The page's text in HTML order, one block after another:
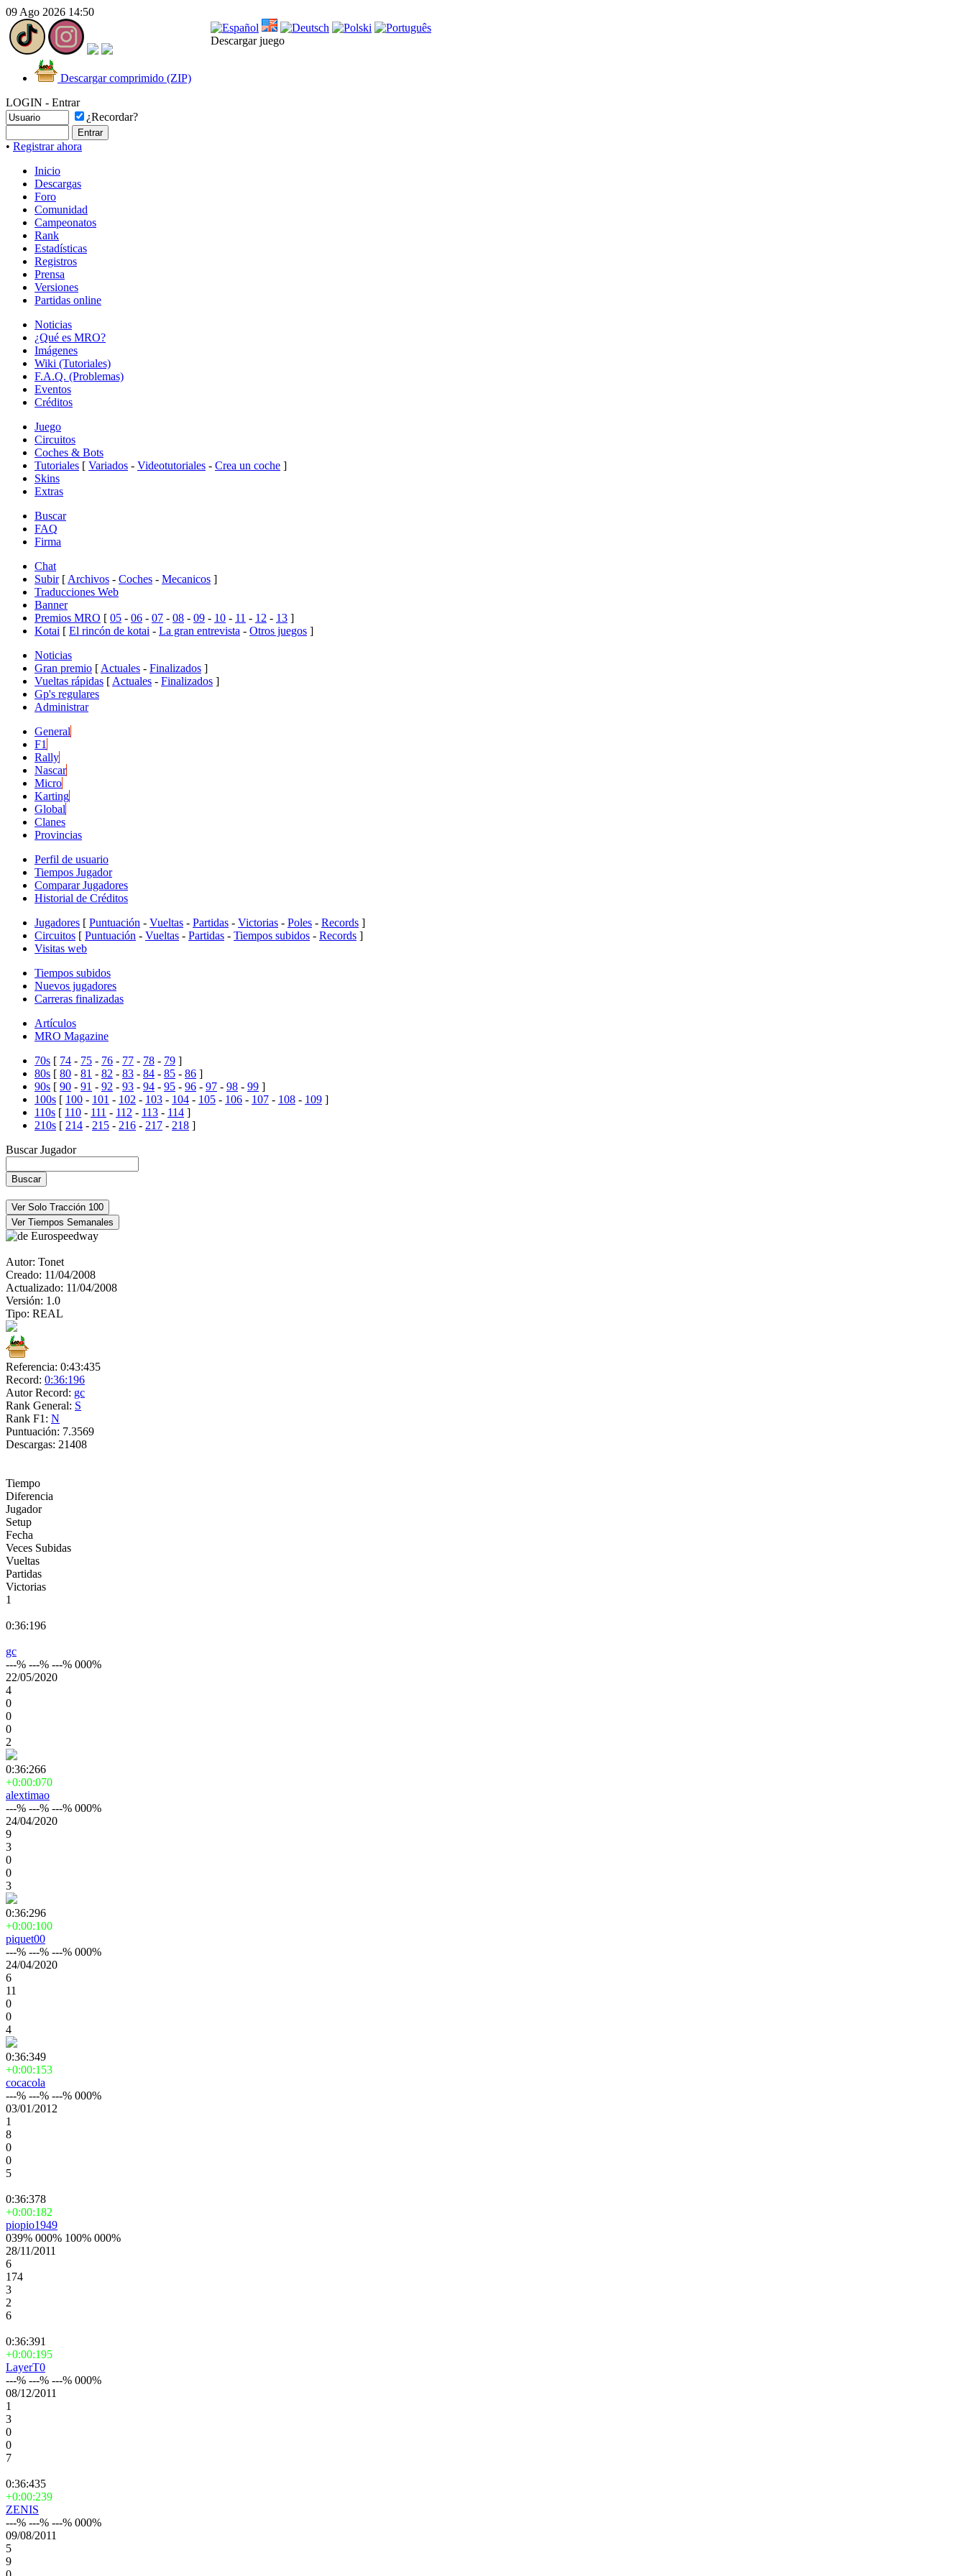
09 Ago 2026 14:50
Descargar juego
Descargar comprimido (ZIP)
LOGIN - Entrar
¿Recordar?
• Registrar ahora
Inicio
Descargas
Foro
Comunidad
Campeonatos
Rank
Estadísticas
Registros
Prensa
Versiones
Partidas online
Noticias
¿Qué es MRO?
Imágenes
Wiki (Tutoriales)
F.A.Q. (Problemas)
Eventos
Créditos
Juego
Circuitos
Coches & Bots
Tutoriales [ Variados - Videotutoriales - Crea un coche ]
Skins
Extras
Buscar
FAQ
Firma
Chat
Subir [ Archivos - Coches - Mecanicos ]
Traducciones Web
Banner
Premios MRO [ 05 - 06 - 07 - 08 - 09 - 10 - 11 - 12 - 13 ]
Kotai [ El rincón de kotai - La gran entrevista - Otros juegos ]
Noticias
Gran premio [ Actuales - Finalizados ]
Vueltas rápidas [ Actuales - Finalizados ]
Gp's regulares
Administrar
General
F1
Rally
Nascar
Micro
Karting
Global
Clanes
Provincias
Perfil de usuario
Tiempos Jugador
Comparar Jugadores
Historial de Créditos
Jugadores [ Puntuación - Vueltas - Partidas - Victorias - Poles - Records ]
Circuitos [ Puntuación - Vueltas - Partidas - Tiempos subidos - Records ]
Visitas web
Tiempos subidos
Nuevos jugadores
Carreras finalizadas
Artículos
MRO Magazine
70s [ 74 - 75 - 76 - 77 - 78 - 79 ]
80s [ 80 - 81 - 82 - 83 - 84 - 85 - 86 ]
90s [ 90 - 91 - 92 - 93 - 94 - 95 - 96 - 97 - 98 - 99 ]
100s [ 100 - 101 - 102 - 103 - 104 - 105 - 106 - 107 - 108 - 109 ]
110s [ 110 - 111 - 112 - 113 - 114 ]
210s [ 214 - 215 - 216 - 217 - 218 ]
Buscar Jugador
Eurospeedway
Autor: Tonet
Creado: 11/04/2008
Actualizado: 11/04/2008
Versión: 1.0
Tipo: REAL
Referencia: 0:43:435
Record: 0:36:196
Autor Record: gc
Rank General: S
Rank F1: N
Puntuación: 7.3569
Descargas: 21408
Tiempo
Diferencia
Jugador
Setup
Fecha
Veces Subidas
Vueltas
Partidas
Victorias
1
0:36:196
gc
---% ---% ---% 000%
22/05/2020
4
0
0
0
2
0:36:266
+0:00:070
alextimao
---% ---% ---% 000%
24/04/2020
9
3
0
0
3
0:36:296
+0:00:100
piquet00
---% ---% ---% 000%
24/04/2020
6
11
0
0
4
0:36:349
+0:00:153
cocacola
---% ---% ---% 000%
03/01/2012
1
8
0
0
5
0:36:378
+0:00:182
piopio1949
039% 000% 100% 000%
28/11/2011
6
174
3
2
6
0:36:391
+0:00:195
LayerT0
---% ---% ---% 000%
08/12/2011
1
3
0
0
7
0:36:435
+0:00:239
ZENIS
---% ---% ---% 000%
09/08/2011
5
9